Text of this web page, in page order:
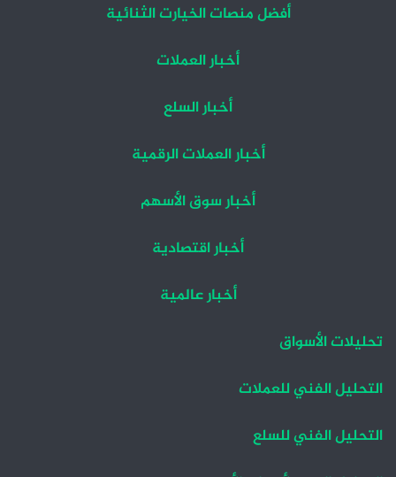
أفضل منصات الخيارت الثنائية
أخبار العملات
أخبار السلع
أخبار العملات الرقمية
أخبار سوق الأسهم
أخبار اقتصادية
أخبار عالمية
تحليلات الأسواق
التحليل الفني للعملات
التحليل الفني للسلع